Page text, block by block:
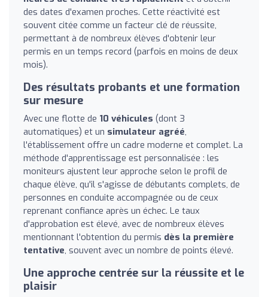
des dates d'examen proches. Cette réactivité est
souvent citée comme un facteur clé de réussite,
permettant à de nombreux élèves d'obtenir leur
permis en un temps record (parfois en moins de deux
mois).
Des résultats probants et une formation
sur mesure
Avec une flotte de 10 véhicules (dont 3
automatiques) et un simulateur agréé,
l'établissement offre un cadre moderne et complet. La
méthode d'apprentissage est personnalisée : les
moniteurs ajustent leur approche selon le profil de
chaque élève, qu'il s'agisse de débutants complets, de
personnes en conduite accompagnée ou de ceux
reprenant confiance après un échec. Le taux
d'approbation est élevé, avec de nombreux élèves
mentionnant l'obtention du permis dès la première
tentative, souvent avec un nombre de points élevé.
Une approche centrée sur la réussite et le
plaisir